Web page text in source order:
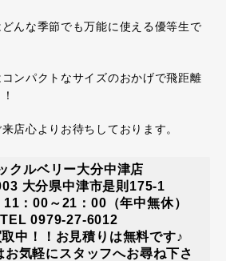
んな季節でも万能に使える優等生で
ンパクトなサイズのおかげで飛距離
店心よりお待ちしております。
クルベリー大分中津店
大分県中津市是則175-1
11：00～21：00（年中無休）
TEL 0979-27-6012
中！！お見積りは無料です♪
お気軽にスタッフへお尋ね下さ